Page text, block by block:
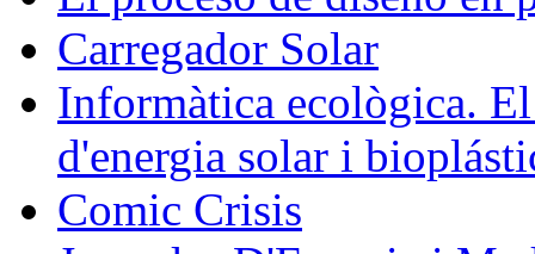
Carregador Solar
Informàtica ecològica.
d'energia solar i
Comic Crisis